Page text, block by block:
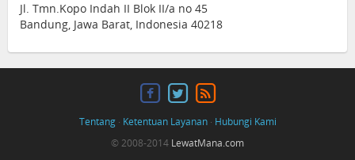
Jl. Tmn.Kopo Indah II Blok II/a no 45
Bandung, Jawa Barat, Indonesia 40218
Tentang· Ketentuan Layanan· Hubungi Kami
© 2008-2014 LewatMana.com